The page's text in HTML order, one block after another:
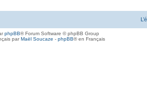
phpBB® Forum Software © phpBB Group
parMaël Soucaze - phpBB® en Français